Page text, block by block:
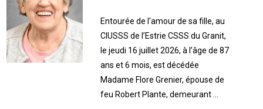
Entourée de l'amour de sa fille, au
CIUSSS de l’Estrie CSSS du Granit,
le jeudi 16 juillet 2026, à l’âge de 87
ans et 6 mois, est décédée
Madame Flore Grenier, épouse de
feu Robert Plante, demeurant ...